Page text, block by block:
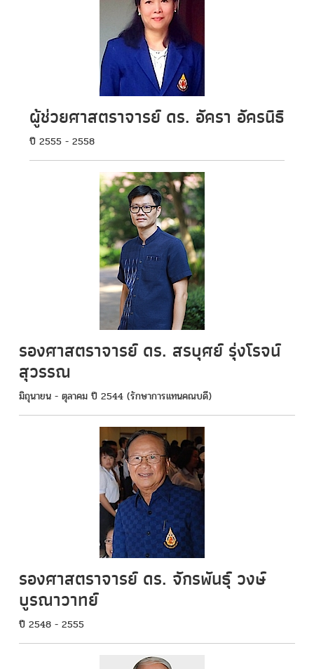
ผู้ช่วยศาสตราจารย์ ดร. อัครา อัครนิธิ
ปี 2555 - 2558
รองศาสตราจารย์ ดร. สรบุศย์ รุ่งโรจน์
สุวรรณ
มิถุนายน - ตุลาคม ปี 2544 (รักษาการแทนคณบดี)
รองศาสตราจารย์ ดร. จักรพันธุ์ วงษ์
บูรณาวาทย์
ปี 2548 - 2555